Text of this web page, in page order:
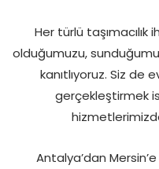
Her türlü taşımacılık
olduğumuzu,
kanıtlıyoruz. Siz de
gerçekleştirmek
Antalya’dan